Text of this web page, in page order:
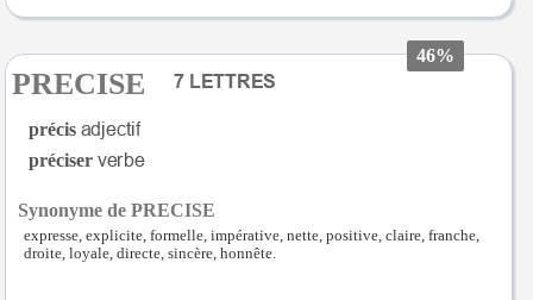
46%
PRECISE
précis
préciser
Synonyme de PRECISE
expresse, explicite, formelle, impérative, nette, positive, claire, franche,
droite, loyale, directe, sincère, honnête.